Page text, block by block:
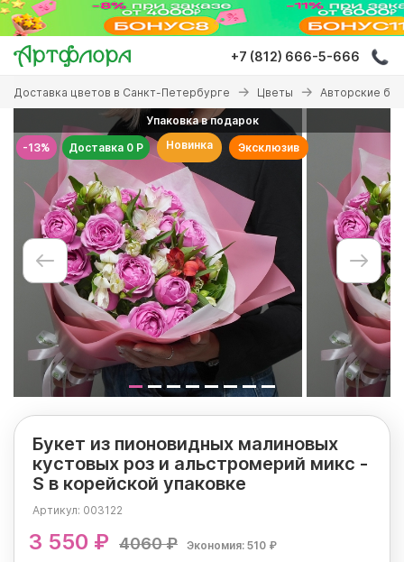
Перейти
основному
содержанию
+7 (812) 666-5-666
Вы
здесь
Доставка цветов в Санкт-Петербурге Цветы Авторские
-13%
Упаковка в подарок
Доставка 0 Р
Новинка Эксклюзив
Букет из пионовидных малиновых
кустовых роз и альстромерий микс -
S в корейской упаковке
Артикул: 003122
3 550 ₽ 4060 ₽ Экономия: 510 ₽